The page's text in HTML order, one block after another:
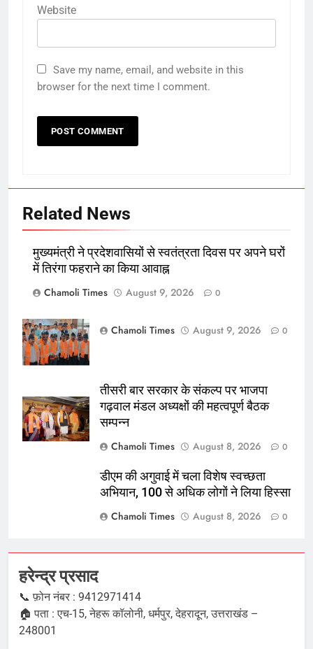
Website
Save my name, email, and website in this
browser for the next time I comment.
Related News
मुख्यमंत्री ने प्रदेशवासियों से स्वतंत्रता दिवस पर अपने घरों
में तिरंगा फहराने का किया आवाह्न
Chamoli Times
August 9, 2026 0
Chamoli Times August 9, 2026 0
तीसरी बार सरकार के संकल्प पर भाजपा
गढ़वाल मंडल अध्यक्षों की महत्वपूर्ण बैठक
सम्पन्न
Chamoli Times
August 8, 2026 0
डीएम की अगुवाई में चला विशेष स्वच्छता
अभियान, 100 से अधिक लोगों ने लिया हिस्सा
Chamoli Times
August 8, 2026 0
हरेन्द्र प्रसाद
📞 फ़ोन नंबर : 9412971414
🏠 पता : एच-15, नेहरू कॉलोनी, धर्मपुर, देहरादून, उत्तराखंड –
248001